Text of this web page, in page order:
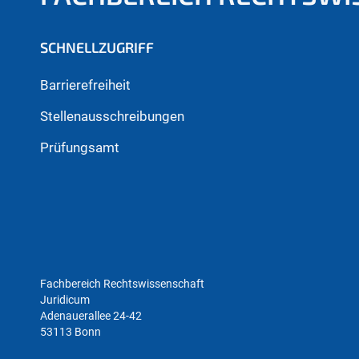
SCHNELLZUGRIFF
Barrierefreiheit
Stellenausschreibungen
Prüfungsamt
Fachbereich Rechtswissenschaft
Juridicum
Adenauerallee 24-42
53113 Bonn